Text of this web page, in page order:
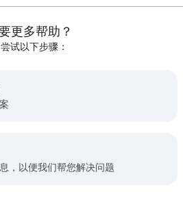
更多帮助？
试以下步骤：
，以便我们帮您解决问题